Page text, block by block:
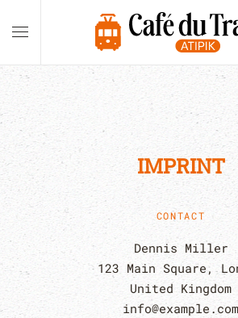
Skip to main content
IMPRINT
CONTACT
Dennis Miller
123 Main Square,
United Kingdom
info@example.com